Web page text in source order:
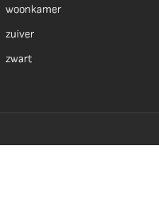
woonkamer
zuiver
zwart